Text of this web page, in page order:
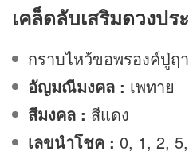
เคล็ดลับเสริมดวงปร
กราบไหว้ขอพรองค์ปู่ฤ
อัญมณีมงคล : เพทาย
สีมงคล : สีแดง
เลขนำโชค : 0, 1, 2,